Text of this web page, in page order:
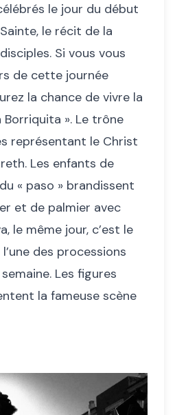
le jour du début
le récit de la
Si vous vous
de cette journée
la chance de vivre la
Borriquita ». Le trône
représentant le Christ
Les enfants de
« paso » brandissent
et de palmier avec
le même jour, c’est le
des processions
Les figures
la fameuse scène